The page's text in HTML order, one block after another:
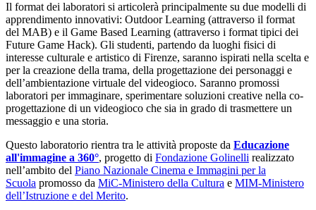
Il format dei laboratori si articolerà principalmente su due modelli di
apprendimento innovativi: Outdoor Learning (attraverso il format
del MAB) e il Game Based Learning (attraverso i format tipici dei
Future Game Hack). Gli studenti, partendo da luoghi fisici di
interesse culturale e artistico di Firenze, saranno ispirati nella scelta e
per la creazione della trama, della progettazione dei personaggi e
dell’ambientazione virtuale del videogioco. Saranno promossi
laboratori per immaginare, sperimentare soluzioni creative nella co-
progettazione di un videogioco che sia in grado di trasmettere un
messaggio e una storia.
Questo laboratorio rientra tra le attività proposte da Educazione
all'immagine a 360°, progetto di Fondazione Golinelli realizzato
nell’ambito del Piano Nazionale Cinema e Immagini per la
Scuola promosso da MiC-Ministero della Cultura e MIM-Ministero
dell’Istruzione e del Merito.